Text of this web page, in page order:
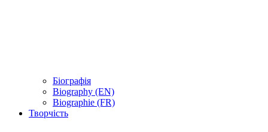
Біографія
Biography (EN)
Biographie (FR)
Творчість